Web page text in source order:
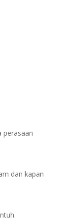
perasaan
dan kapan